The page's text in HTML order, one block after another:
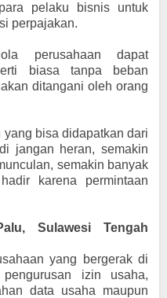
pelaku bisnis untuk
perpajakan.
perusahaan dapat
biasa tanpa beban
ditangani oleh orang
bisa didapatkan dari
jangan heran, semakin
semakin banyak
karena permintaan
Sulawesi Tengah
yang bergerak di
izin usaha,
data usaha maupun